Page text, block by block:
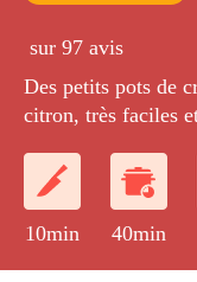
sur 97 avis
Des petits pots de
citron, très faciles
10min 40min